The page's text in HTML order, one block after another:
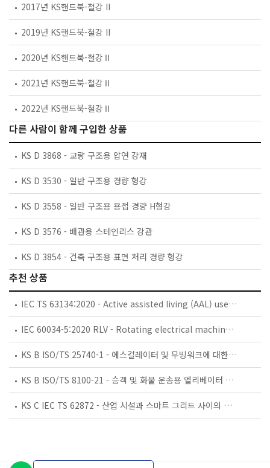
2017년 KS핸드북-철강 II
2019년 KS핸드북-철강 II
2020년 KS핸드북-철강Ⅱ
2021년 KS핸드북-철강Ⅱ
2022년 KS핸드북-철강Ⅱ
다른 사람이 함께 구입한 상품
KS D 3868 - 교량 구조용 압연 강재
KS D 3530 - 일반 구조용 경량 형강
KS D 3558 - 일반 구조용 용접 경량 H형강
KS D 3576 - 배관용 스테인리스 강관
KS D 3854 - 건축 구조용 표면 처리 경량 형강
추천 상품
IEC TS 63134:2020 - Active assisted living (AAL) use cases
IEC 60034-5:2020 RLV - Rotating electrical machines - Part 5: Degrees of protection provided by the integral design of rotating electrical machines (IP code) - Classification
KS B ISO/TS 25740-1 - 에스컬레이터 및 무빙워크에 대한 안전요건 — 제1부: 세계공통 필수 안전요건(GESRs)
KS B ISO/TS 8100-21 - 승객 및 화물 운송용 엘리베이터 —제21부: 세계공통 필수안전요건(GESRs)을 충족하는 세계공통 안전 파라미터(GSPs)
KS C IEC TS 62872 - 산업 시설과 스마트 그리드 사이의 산업 공정 측정, 제어 및 자동화 시스템 인터페이스